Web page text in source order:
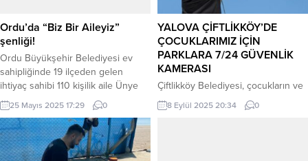
kilometrelik kısmında önemli bir
çalışma gerçekleştirdi. GÜLNAR’DA
YOLLAR HEM YENİLENİYOR...
Titizlikle sürdürülen peyzaj
uygulamalarıyla park, bahçe ve
sosyal donatı alanları rengârenk
bir...
Ordu’da “Biz Bir Aileyiz”
şenliği!
Ordu Büyükşehir Belediyesi ev
sahipliğinde 19 ilçeden gelen
ihtiyaç sahibi 110 kişilik aile Ünye
Çınarsuyu Tabiat Parkında
düzenlenen “2025 Yılı Aile Şenliği
Biz Bir Aileyiz“ kamp ve şenlik
programında keyifli zaman
geçiriyor. ORDU (İGFA) – Ordu
25 Mayıs 2025 17:29 0
YALOVA ÇİFTLİKKÖY’DE
ÇOCUKLARIMIZ İÇİN
PARKLARA 7/24 GÜVENLİK
KAMERASI
Çiftlikköy Belediyesi, çocukların ve
ailelerin güvenliği için önemli bir
projeyi hayata geçirdi. İlçedeki 41
8 Eylül 2025 20:34 0